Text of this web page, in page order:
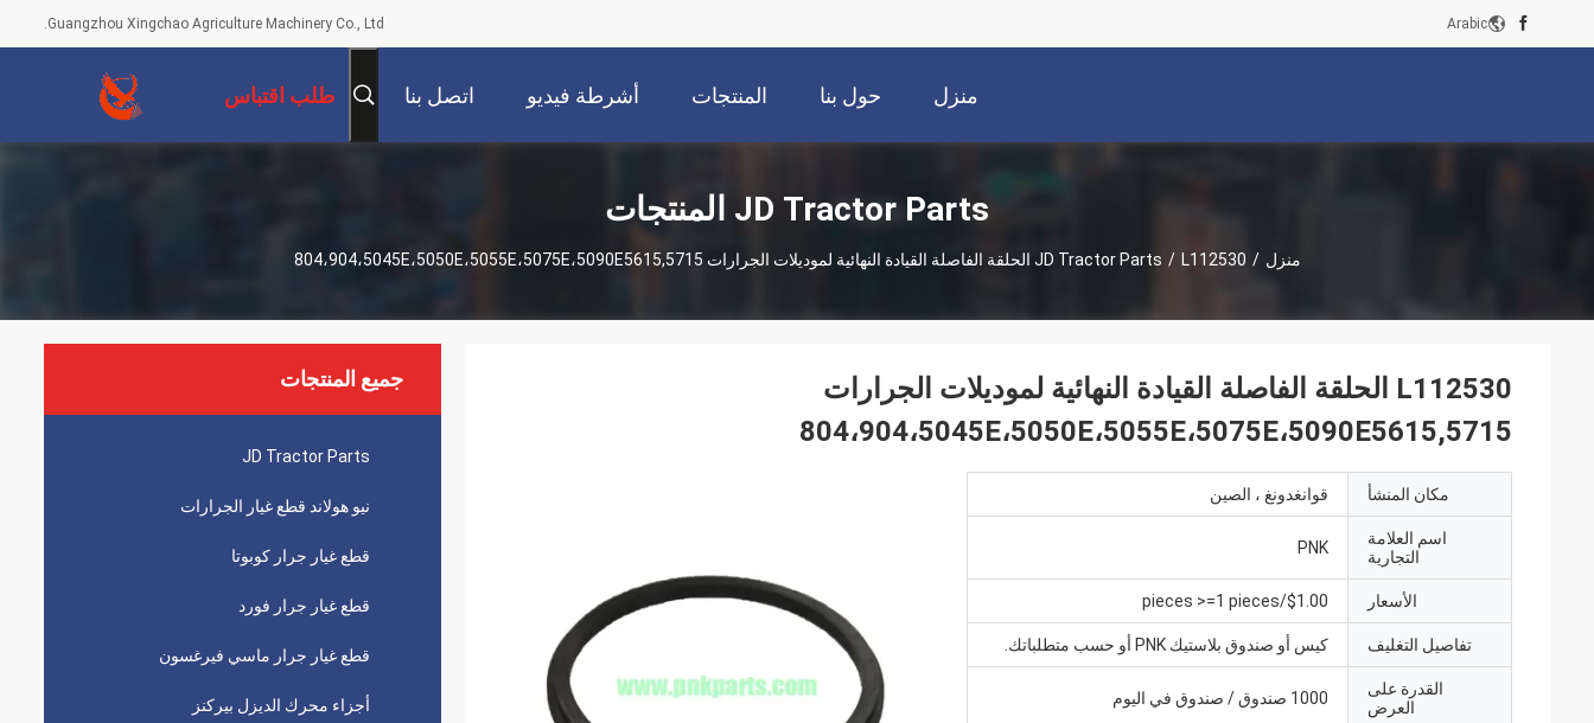
Guangzhou Xingchao Agriculture Machinery Co., Ltd. Arabic
منزل حول بنا المنتجات أشرطة فيديو اتصل بنا طلب اقتباس
JD Tractor Parts المنتجات
منزل /
JD Tractor Parts / L112530 الحلقة الفاصلة القيادة النهائية لموديلات الجرارات 804،904،5045E،5050E،5055E،5075E،5090E5615,5715
جميع المنتجات
JD Tractor Parts
نيو هولاند قطع غيار الجرارات
قطع غيار جرار كوبوتا
قطع غيار جرار فورد
قطع غيار جرار ماسي فيرغسون
أجزاء محرك الديزل بيركنز
L112530 الحلقة الفاصلة القيادة النهائية لموديلات الجرارات
804،904،5045E،5050E،5055E،5075E،5090E5615,5715
مكان المنشأ قوانغدونغ ، الصين
اسم العلامة
التجارية
PNK
الأسعار $1.00/pieces >=1 pieces
تفاصيل التغليف كيس أو صندوق بلاستيك PNK أو حسب متطلباتك.
القدرة على
العرض
1000 صندوق / صندوق في اليوم